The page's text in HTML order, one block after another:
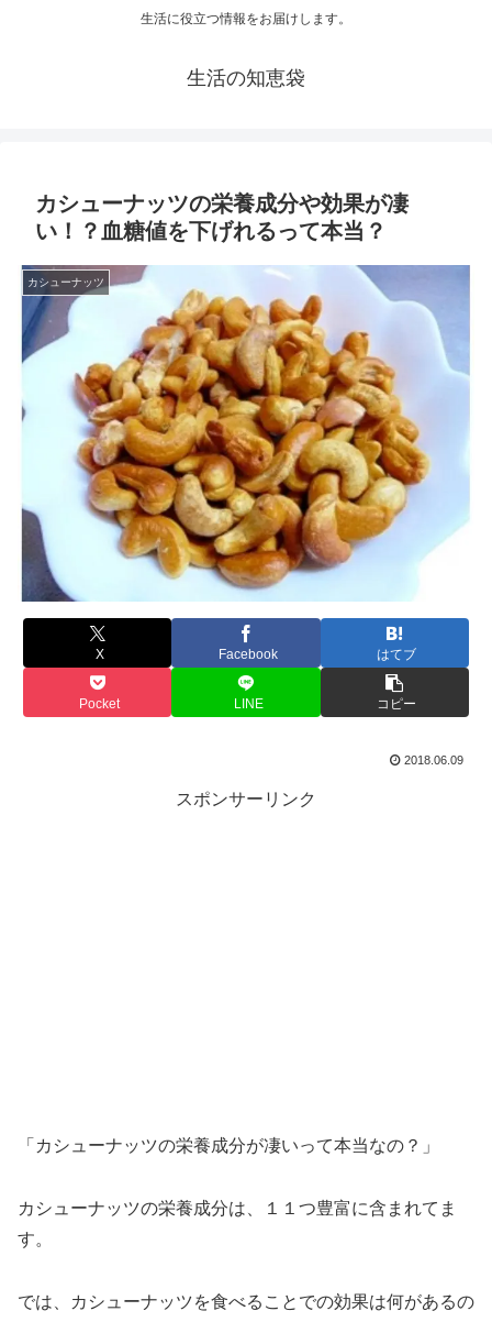
生活に役立つ情報をお届けします。
生活の知恵袋
カシューナッツの栄養成分や効果が凄
い！？血糖値を下げれるって本当？
カシューナッツ
X Facebook はてブ
Pocket LINE コピー
2018.06.09
スポンサーリンク
「カシューナッツの栄養成分が凄いって本当なの？」
カシューナッツの栄養成分は、１１つ豊富に含まれてま
す。
では、カシューナッツを食べることでの効果は何があるの